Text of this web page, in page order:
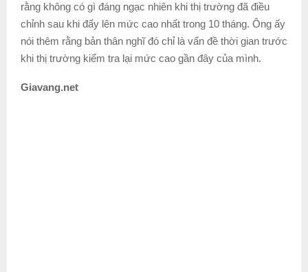
rằng không có gì đáng ngạc nhiên khi thị trường đã điều
chỉnh sau khi đẩy lên mức cao nhất trong 10 tháng. Ông ấy
nói thêm rằng bản thân nghĩ đó chỉ là vấn đề thời gian trước
khi thị trường kiểm tra lại mức cao gần đây của mình.
Giavang.net